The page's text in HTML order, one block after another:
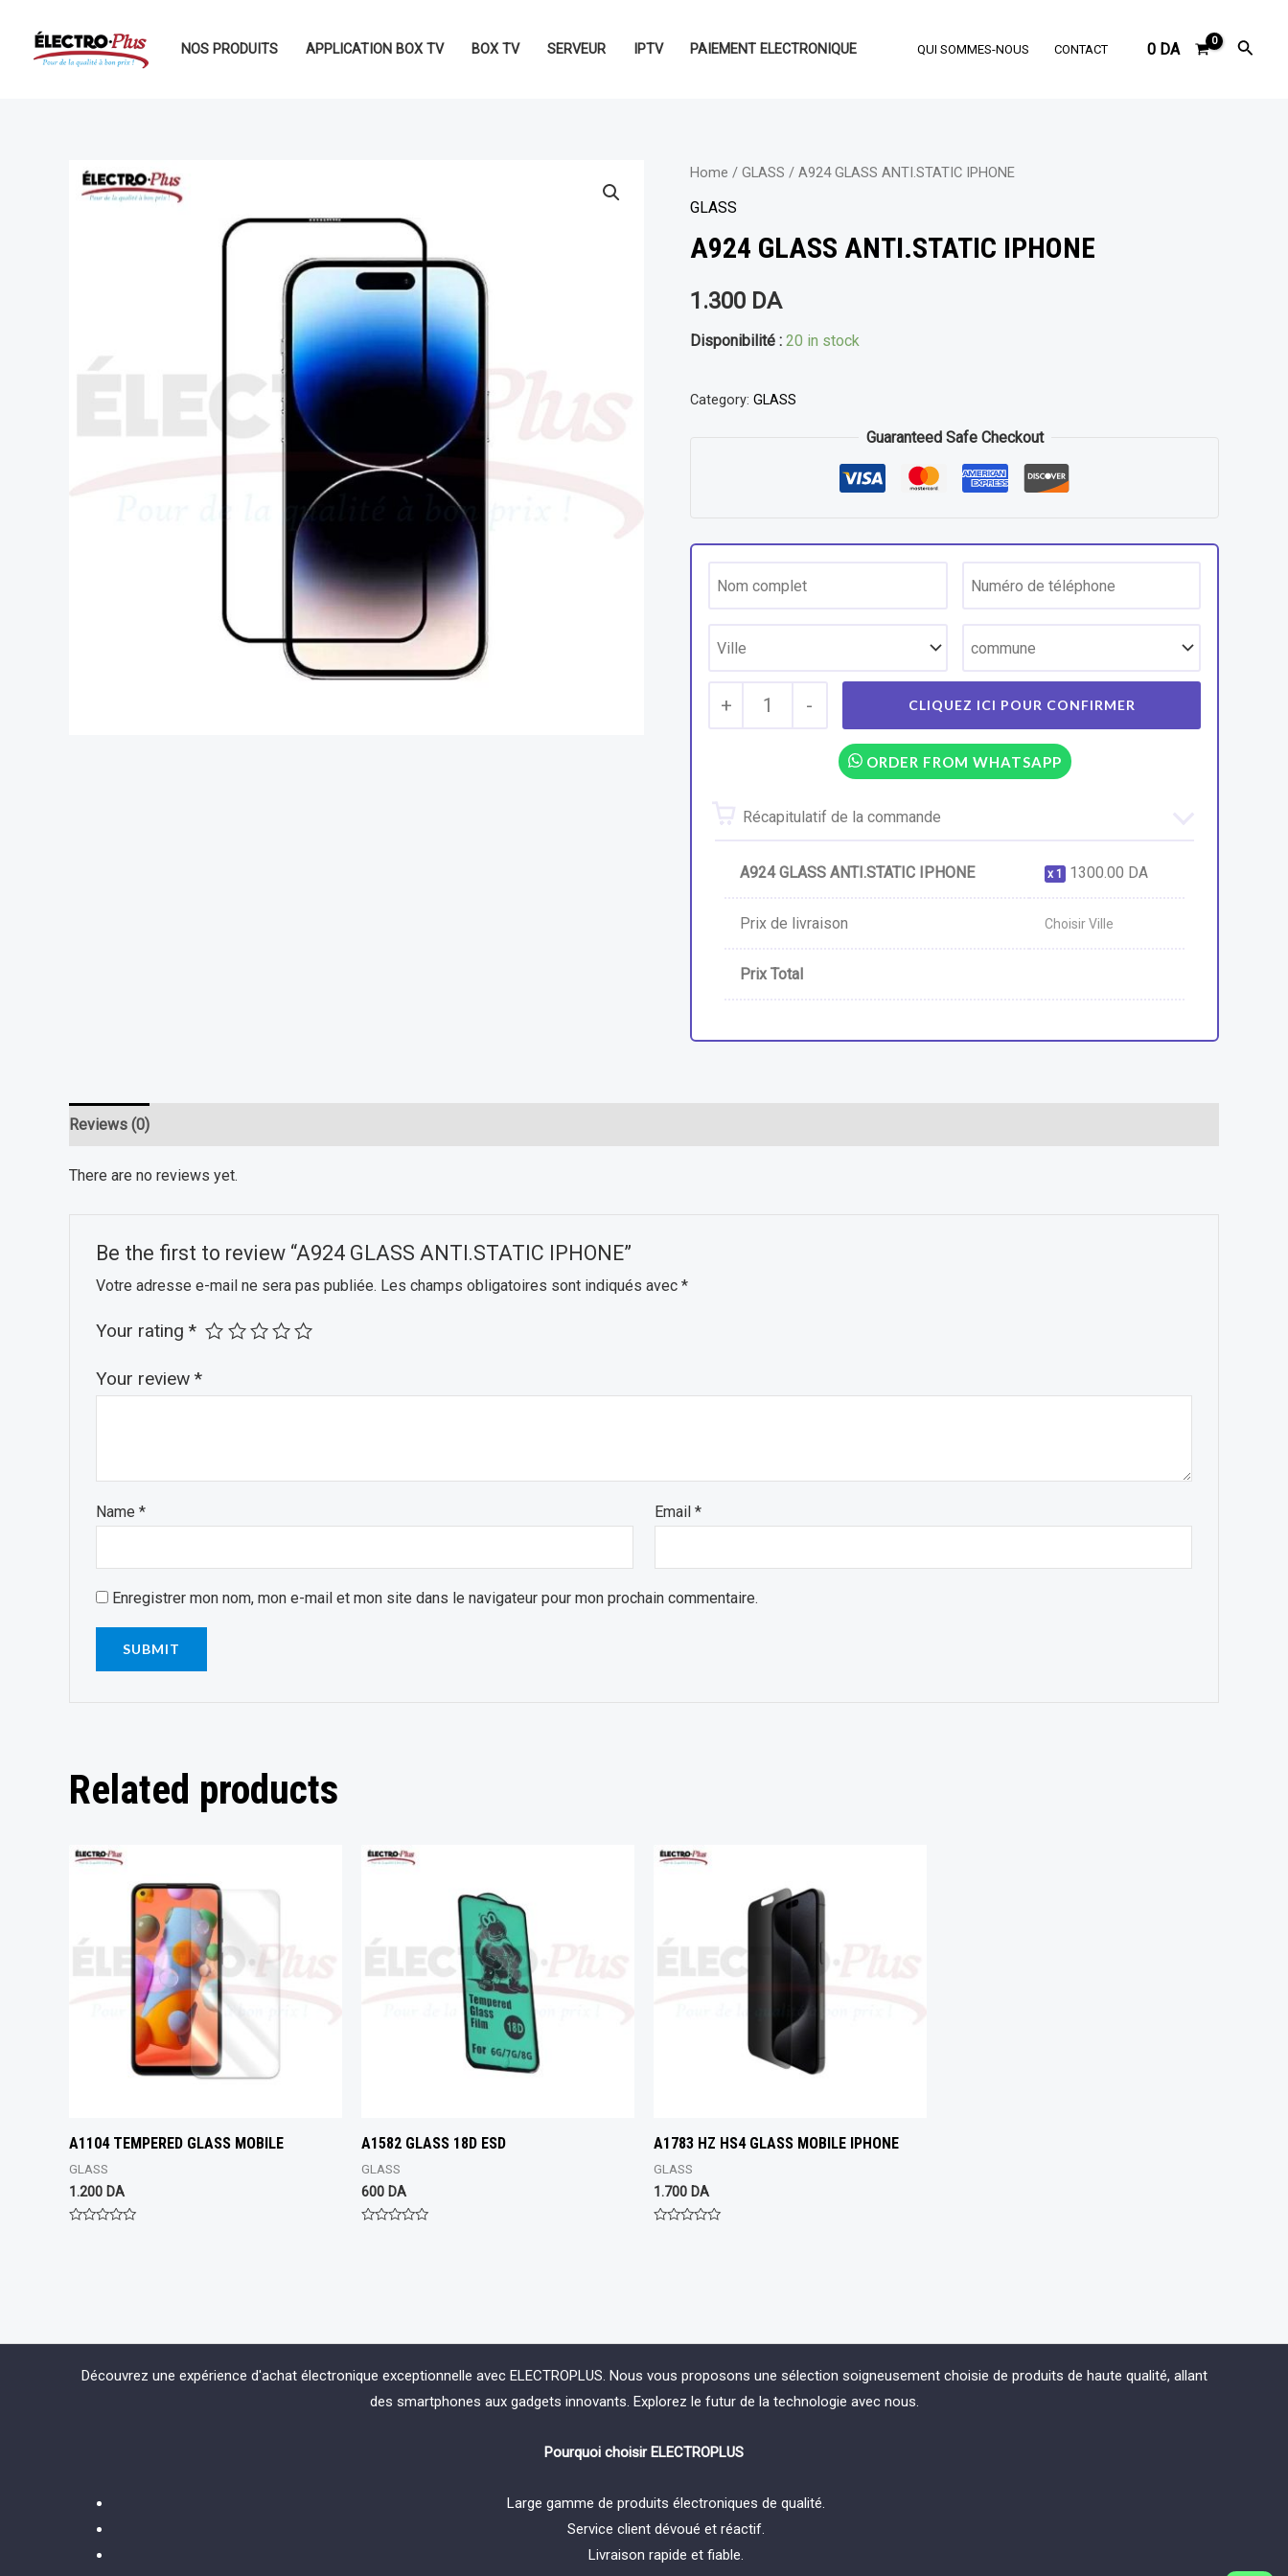
contenu
NOS PRODUITS APPLICATION BOX TV BOX TV SERVEUR IPTV PAIEMENT ELECTRONIQUE QUI SOMMES-NOUS CONTACT 0 DA
Home / GLASS / A924 GLASS ANTI.STATIC IPHONE
GLASS
A924 GLASS ANTI.STATIC IPHONE
1.300 DA
Disponibilité : 20 in stock
Category: GLASS
Guaranteed Safe Checkout
+ 1 -
ORDER FROM WHATSAPP
Récapitulatif de la commande
A924 GLASS ANTI.STATIC IPHONE 1 1300.00 DA
Prix de livraison Choisir Ville
Prix Total
Reviews (0)
There are no reviews yet.
Be the first to review “A924 GLASS ANTI.STATIC IPHONE”
Votre adresse e-mail ne sera pas publiée. Les champs obligatoires sont indiqués avec *
Your rating *
Your review *
Name * Email*
Enregistrer mon nom, mon e-mail et mon site dans le navigateur pour mon prochain commentaire.
Related products
A1104 TEMPERED GLASS MOBILE
GLASS
1.200 DA
A1582 GLASS 18D ESD
GLASS
600 DA
A1783 HZ HS4 GLASS MOBILE IPHONE
GLASS
1.700 DA
Découvrez une expérience d'achat électronique exceptionnelle avec ELECTROPLUS. Nous vous proposons une sélection soigneusement choisie de produits de haute qualité, allant
des smartphones aux gadgets innovants. Explorez le futur de la technologie avec nous.
Pourquoi choisir ELECTROPLUS
Large gamme de produits électroniques de qualité.
Service client dévoué et réactif.
Livraison rapide et fiable.